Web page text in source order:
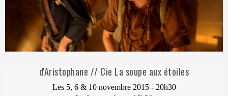
d'Aristophane // Cie La soupe aux étoiles
Les 5, 6 & 10 novembre 2015 - 20h30